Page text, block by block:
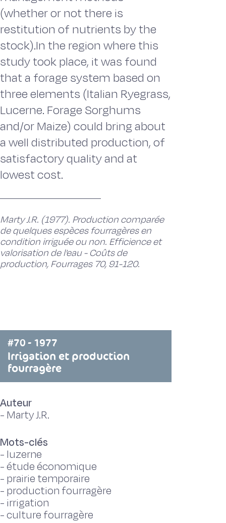
(whether or not there is
restitution of nutrients by the
stock).In the region where this
study took place, it was found
that a forage system based on
three elements (Italian Ryegrass,
Lucerne. Forage Sorghums
and/or Maize) could bring about
a well distributed production, of
satisfactory quality and at
lowest cost.
Marty J.R. (1977). Production comparée
de quelques espèces fourragères en
condition irriguée ou non. Efficience et
valorisation de l'eau - Coûts de
production, Fourrages 70, 91-120.
#70 - 1977
Irrigation et production
fourragère
Auteur
- Marty J.R.
Mots-clés
- luzerne
-étude économique
- prairie temporaire
- production fourragère
- irrigation
-culture fourragère